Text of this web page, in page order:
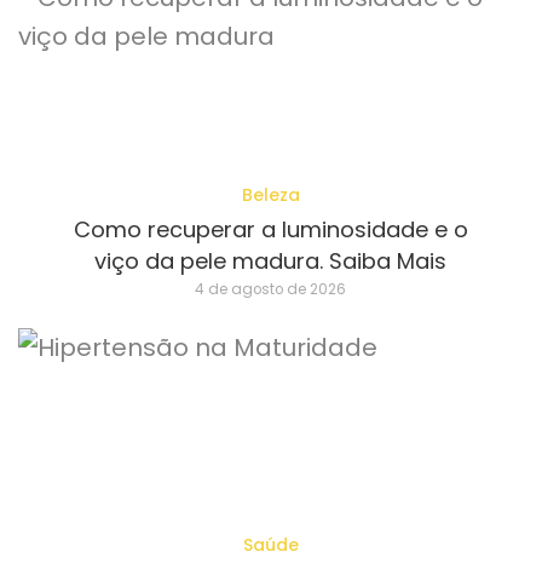
Beleza
Como recuperar a luminosidade e o
viço da pele madura. Saiba Mais
4 de agosto de 2026
Saúde